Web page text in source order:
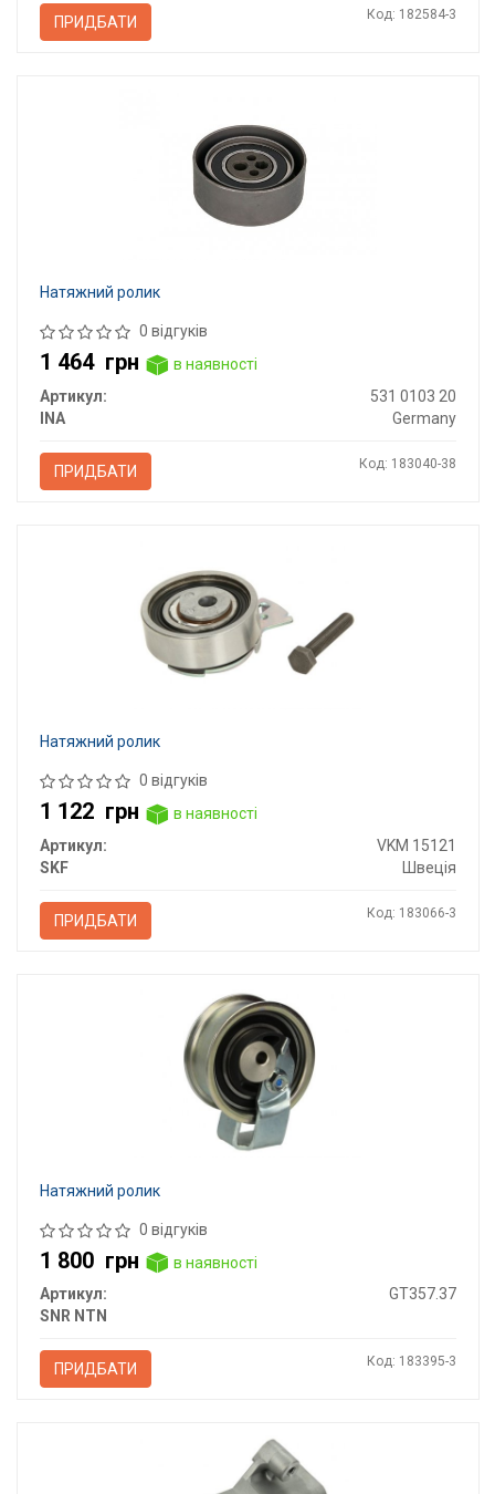
ПРИДБАТИ Код: 182584-3
Натяжний ролик
0 відгуків
1 464 грн
в наявності
Артикул:
531 0103 20
INA
Germany
ПРИДБАТИ Код: 183040-38
Натяжний ролик
0 відгуків
1 122 грн
в наявності
Артикул:
VKM 15121
SKF
Швеція
ПРИДБАТИ Код: 183066-3
Натяжний ролик
0 відгуків
1 800 грн
в наявності
Артикул:
GT357.37
SNR NTN
ПРИДБАТИ Код: 183395-3